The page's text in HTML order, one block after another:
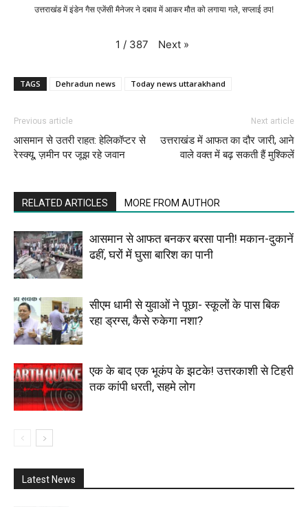
उत्तराखंड में इंडेन गैस एजेंसी मैनेजर ने दबाव में आकर मौत को लगाया गले, सप्लाई ठप!
1 / 387 Next »
TAGS Dehradun news Today news uttarakhand
Previous article
आसमान से उतरी राहत: हेलिकॉप्टर से
रेस्क्यू, ज़मीन पर जूझ रहे जवान
Next article
उत्तराखंड में आफत का दौर जारी, आने
वाले वक्त में बढ़ सकती हैं मुश्किलें
RELATED ARTICLES MORE FROM AUTHOR
आसमान से आफत बनकर बरसा पानी! मकान-दुकानें
ढहीं, घरों में घुसा बारिश का पानी
सीएम धामी से युवाओं ने पूछा- स्कूलों के पास बिक
रहा ड्रग्स, कैसे रुकेगा नशा?
एक के बाद एक भूकंप के झटके! उत्तरकाशी से टिहरी
तक कांपी धरती, सहमे लोग
Latest News